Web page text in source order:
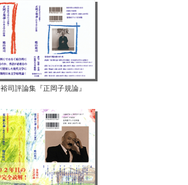
司評論集『正岡子規論』